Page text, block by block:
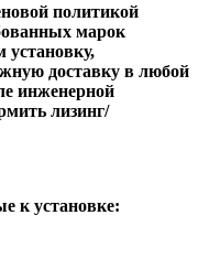
политикой
марок
установку,
доставку в любой
инженерной
лизинг/
к установке: